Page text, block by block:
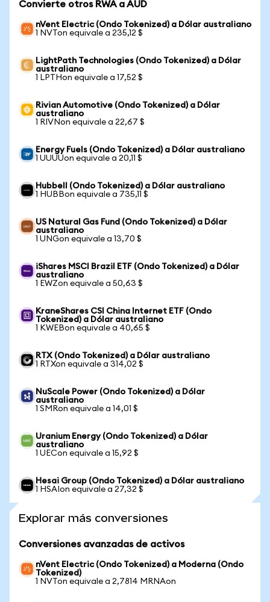
Convierte otros RWA a AUD
nVent Electric (Ondo Tokenized) a Dólar australiano
1 NVTon equivale a 235,12 $
LightPath Technologies (Ondo Tokenized) a Dólar
australiano
1 LPTHon equivale a 17,52 $
Rivian Automotive (Ondo Tokenized) a Dólar
australiano
1 RIVNon equivale a 22,67 $
Energy Fuels (Ondo Tokenized) a Dólar australiano
1 UUUUon equivale a 20,11 $
Hubbell (Ondo Tokenized) a Dólar australiano
1 HUBBon equivale a 735,11 $
US Natural Gas Fund (Ondo Tokenized) a Dólar
australiano
1 UNGon equivale a 13,70 $
iShares MSCI Brazil ETF (Ondo Tokenized) a Dólar
australiano
1 EWZon equivale a 50,63 $
KraneShares CSI China Internet ETF (Ondo
Tokenized) a Dólar australiano
1 KWEBon equivale a 40,65 $
RTX (Ondo Tokenized) a Dólar australiano
1 RTXon equivale a 314,02 $
NuScale Power (Ondo Tokenized) a Dólar
australiano
1 SMRon equivale a 14,01 $
Uranium Energy (Ondo Tokenized) a Dólar
australiano
1 UECon equivale a 15,92 $
Hesai Group (Ondo Tokenized) a Dólar australiano
1 HSAIon equivale a 27,32 $
Explorar más conversiones
Conversiones avanzadas de activos
nVent Electric (Ondo Tokenized) a Moderna (Ondo
Tokenized)
1 NVTon equivale a 2,7814 MRNAon